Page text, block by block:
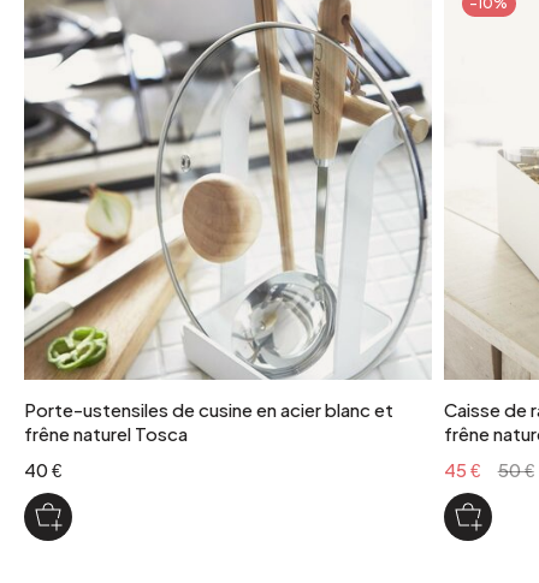
3 kg
coloris
Encre (bleu très foncé)
Porte-ustensiles de cusine en acier blanc et
frêne naturel Tosca
40 €
Caisse de
frêne
45 €
50 €